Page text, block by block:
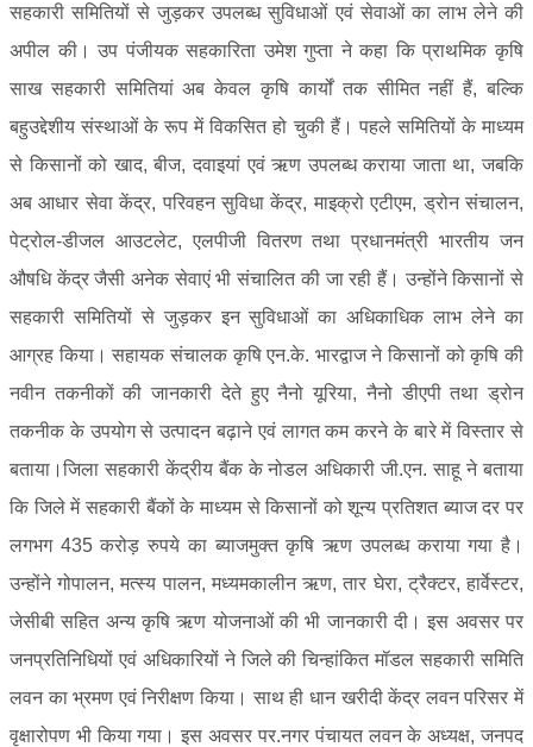
सहकारी समितियों से जुड़कर उपलब्ध सुविधाओं एवं सेवाओं का लाभ लेने की
अपील की। उप पंजीयक सहकारिता उमेश गुप्ता ने कहा कि प्राथमिक कृषि
साख सहकारी समितियां अब केवल कृषि कार्यों तक सीमित नहीं हैं, बल्कि
बहुउद्देशीय संस्थाओं के रूप में विकसित हो चुकी हैं। पहले समितियों के माध्यम
से किसानों को खाद, बीज, दवाइयां एवं ऋण उपलब्ध कराया जाता था, जबकि
अब आधार सेवा केंद्र, परिवहन सुविधा केंद्र, माइक्रो एटीएम, ड्रोन संचालन,
पेट्रोल-डीजल आउटलेट, एलपीजी वितरण तथा प्रधानमंत्री भारतीय जन
औषधि केंद्र जैसी अनेक सेवाएं भी संचालित की जा रही हैं। उन्होंने किसानों से
सहकारी समितियों से जुड़कर इन सुविधाओं का अधिकाधिक लाभ लेने का
आग्रह किया। सहायक संचालक कृषि एन.के. भारद्वाज ने किसानों को कृषि की
नवीन तकनीकों की जानकारी देते हुए नैनो यूरिया, नैनो डीएपी तथा ड्रोन
तकनीक के उपयोग से उत्पादन बढ़ाने एवं लागत कम करने के बारे में विस्तार से
बताया।जिला सहकारी केंद्रीय बैंक के नोडल अधिकारी जी.एन. साहू ने बताया
कि जिले में सहकारी बैंकों के माध्यम से किसानों को शून्य प्रतिशत ब्याज दर पर
लगभग 435 करोड़ रुपये का ब्याजमुक्त कृषि ऋण उपलब्ध कराया गया है।
उन्होंने गोपालन, मत्स्य पालन, मध्यमकालीन ऋण, तार घेरा, ट्रैक्टर, हार्वेस्टर,
जेसीबी सहित अन्य कृषि ऋण योजनाओं की भी जानकारी दी। इस अवसर पर
जनप्रतिनिधियों एवं अधिकारियों ने जिले की चिन्हांकित मॉडल सहकारी समिति
लवन का भ्रमण एवं निरीक्षण किया। साथ ही धान खरीदी केंद्र लवन परिसर में
वृक्षारोपण भी किया गया। इस अवसर पर.नगर पंचायत लवन के अध्यक्ष, जनपद